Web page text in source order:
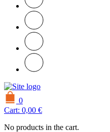
0
Cart: 0,00 €
No products in the cart.